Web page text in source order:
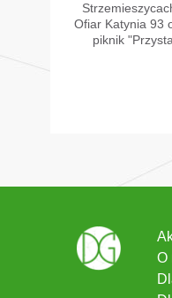
Ofiar Katynia 93
piknik
O